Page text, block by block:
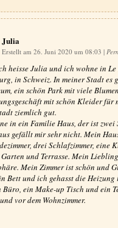
Julia
Erstellt am 26. Juni 2020 um 08:03 |
heisse Julia und ich wohne in
in Schweiz. In meiner Stadt
ein schön Park mit viele
mit schön Kleider für
ziemlich gut.
in ein Familie Haus, der ist zwei
gefällt mir sehr nicht. Mein
drei Schlafzimmer, eine
und Terrasse. Mein
Mein Zimmer ist schön und
Bett und ich gehasst die
Büro, ein Make-up Tisch und ein
vor dem Wohnzimmer.